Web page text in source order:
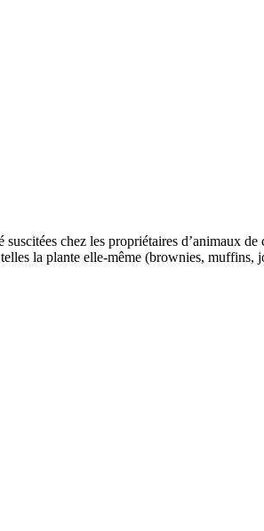
chez les propriétaires d’animaux
telles la plante elle-même (brownies,